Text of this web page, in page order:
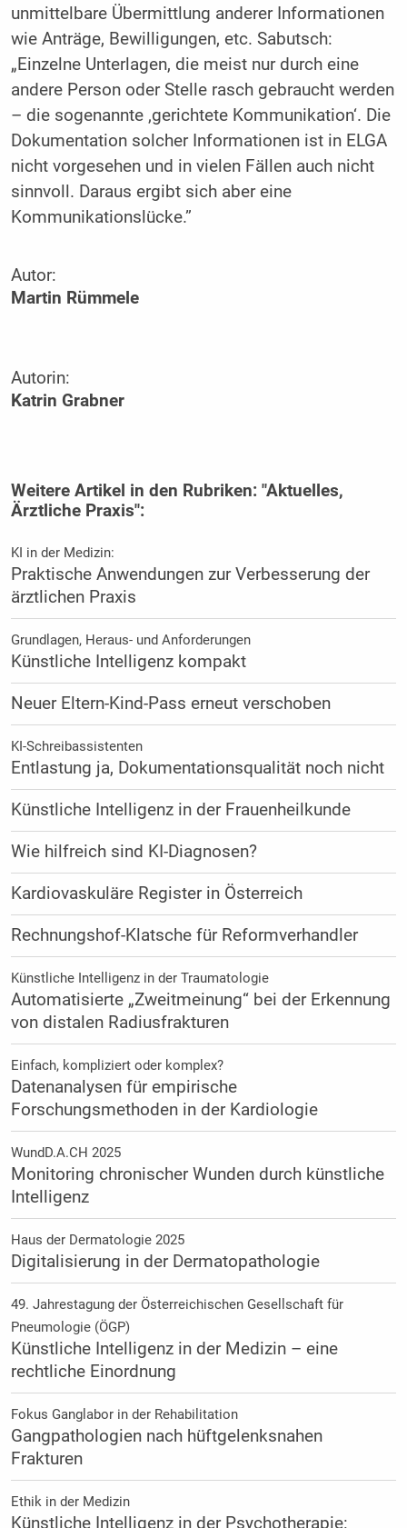
unmittelbare Übermittlung anderer Informationen
wie Anträge, Bewilligungen, etc. Sabutsch:
„Einzelne Unterlagen, die meist nur durch eine
andere Person oder Stelle rasch gebraucht werden
– die sogenannte ‚gerichtete Kommunikation‘. Die
Dokumentation solcher Informationen ist in ELGA
nicht vorgesehen und in vielen Fällen auch nicht
sinnvoll. Daraus ergibt sich aber eine
Kommunikationslücke.”
Autor:
Martin Rümmele
Autorin:
Katrin Grabner
Weitere Artikel in den Rubriken: "Aktuelles,
Ärztliche Praxis":
KI in der Medizin:
Praktische Anwendungen zur Verbesserung der
ärztlichen Praxis
Grundlagen, Heraus- und Anforderungen
Künstliche Intelligenz kompakt
Neuer Eltern-Kind-Pass erneut verschoben
KI-Schreibassistenten
Entlastung ja, Dokumentationsqualität noch nicht
Künstliche Intelligenz in der Frauenheilkunde
Wie hilfreich sind KI-Diagnosen?
Kardiovaskuläre Register in Österreich
Rechnungshof-Klatsche für Reformverhandler
Künstliche Intelligenz in der Traumatologie
Automatisierte „Zweitmeinung“ bei der Erkennung
von distalen Radiusfrakturen
Einfach, kompliziert oder komplex?
Datenanalysen für empirische
Forschungsmethoden in der Kardiologie
WundD.A.CH 2025
Monitoring chronischer Wunden durch künstliche
Intelligenz
Haus der Dermatologie 2025
Digitalisierung in der Dermatopathologie
49. Jahrestagung der Österreichischen Gesellschaft für
Pneumologie (ÖGP)
Künstliche Intelligenz in der Medizin – eine
rechtliche Einordnung
Fokus Ganglabor in der Rehabilitation
Gangpathologien nach hüftgelenksnahen
Frakturen
Ethik in der Medizin
Künstliche Intelligenz in der Psychotherapie: